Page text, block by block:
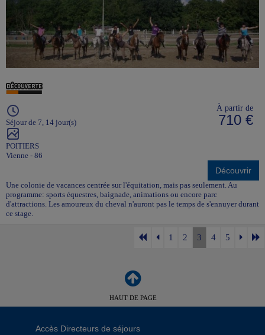
Séjour de 7, 14 jour(s)
POITIERS
Vienne - 86
À partir de
710 €
Découvrir
Une colonie de vacances centrée sur l'équitation, mais pas seulement. Au
programme: sports équestres, baignade, animations ou encore parc
d'attractions. Les amoureux du cheval n'auront pas le temps de s'ennuyer durant
ce stage.
1 2 3 4 5
HAUT DE PAGE
Accès Directeurs de séjours